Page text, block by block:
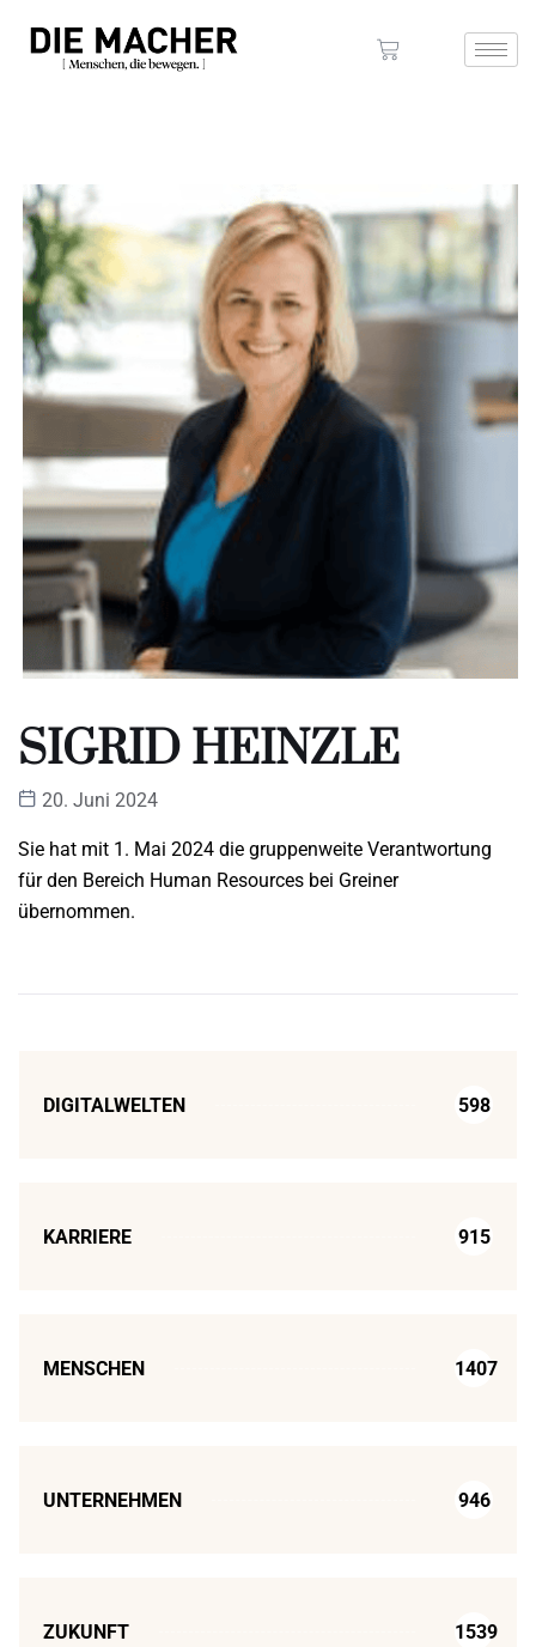
SIGRID HEINZLE
20. Juni 2024
Sie hat mit 1. Mai 2024 die gruppenweite Verantwortung
für den Bereich Human Resources bei Greiner
übernommen.
DIGITALWELTEN 598
KARRIERE 915
MENSCHEN 1407
UNTERNEHMEN 946
ZUKUNFT 1539